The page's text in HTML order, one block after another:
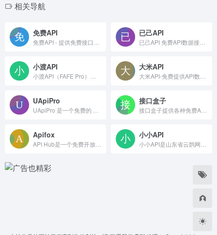
相关导航
免费API 已己API
小渡API 大米API
UApiPro 接口盒子
Apifox 小小API